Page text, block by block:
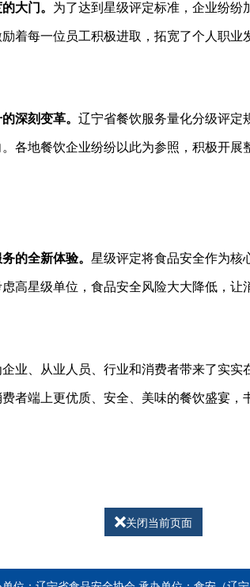
大门。 为了达到星级评定标准，企业纷
着每一位员工积极进取，拓宽了个人职业
深刻变革。辽宁省餐饮服务量化分级评定
各地餐饮企业纷纷以此为参照，积极开
的全新体验。星级评定将食品安全作为核
高星级单位，食品安全风险大大降低，让
业、从业人员、行业和消费者带来了实
者端上更优质、安全、美味的餐饮盛宴，
关闭当前页面